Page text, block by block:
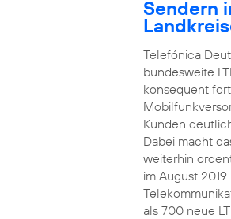
Sendern
Telefónica
bundesweite
konsequent
Kunden
Dabei macht
weiterhin
im August
als 700 neue